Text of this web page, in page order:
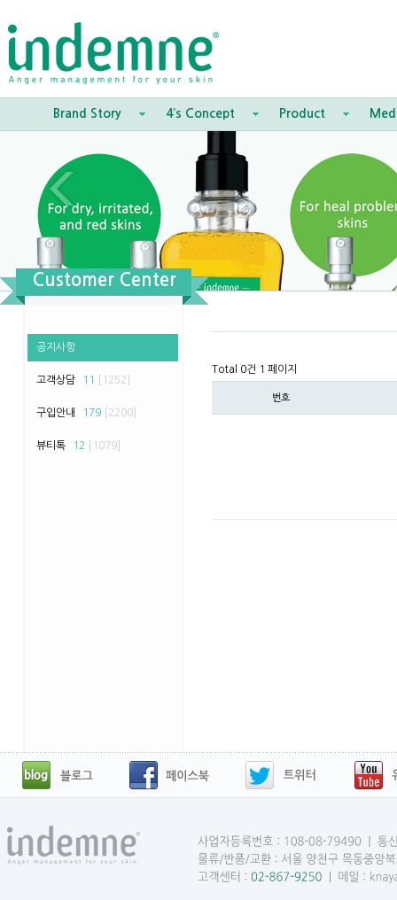
Brand Story 4’s Concept Product
Customer Center
공지사항
고객상담 11 [1252]
구입안내 179 [2200]
뷰티톡 12 [1079]
Total 0건 1 페이지
번호